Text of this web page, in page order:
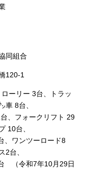
同組合
120-1
ローリー 3台、トラッ
車 8台、
、フォークリフト 29
10台、
、ワンツーロード8
2台、
（令和7年10月29日